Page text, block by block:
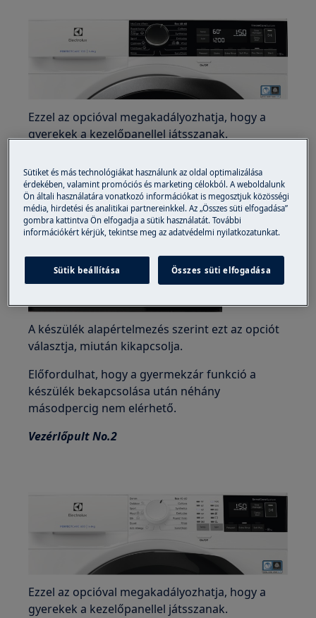
Ezzel az opcióval megakadályozhatja, hogy a
gyerekek a kezelőpanellel játsszanak.
Némagombot, amíg alakat ikon kinem
gyullad/el nem alszik a kijelzőn.
A készülék alapértelmezés szerint ezt az opciót
választja, miután kikapcsolja.
Előfordulhat, hogy a gyermekzár funkció a
készülék bekapcsolása után néhány
másodpercig nem elérhető.
Vezérlőpult No.2
Ezzel az opcióval megakadályozhatja, hogy a
gyerekek a kezelőpanellel játsszanak.
Sütiket és más technológiákat használunk az oldal optimalizálása
érdekében, valamint promóciós és marketing célokból. A weboldalunk
Ön általi használatára vonatkozó információkat is megosztjuk közösségi
média, hirdetési és analitikai partnereinkkel. Az „Összes süti elfogadása”
gombra kattintva Ön elfogadja a sütik használatát. További
információkért kérjük, tekintse meg az adatvédelmi nyilatkozatunkat.
Sütik beállítása Összes süti elfogadása